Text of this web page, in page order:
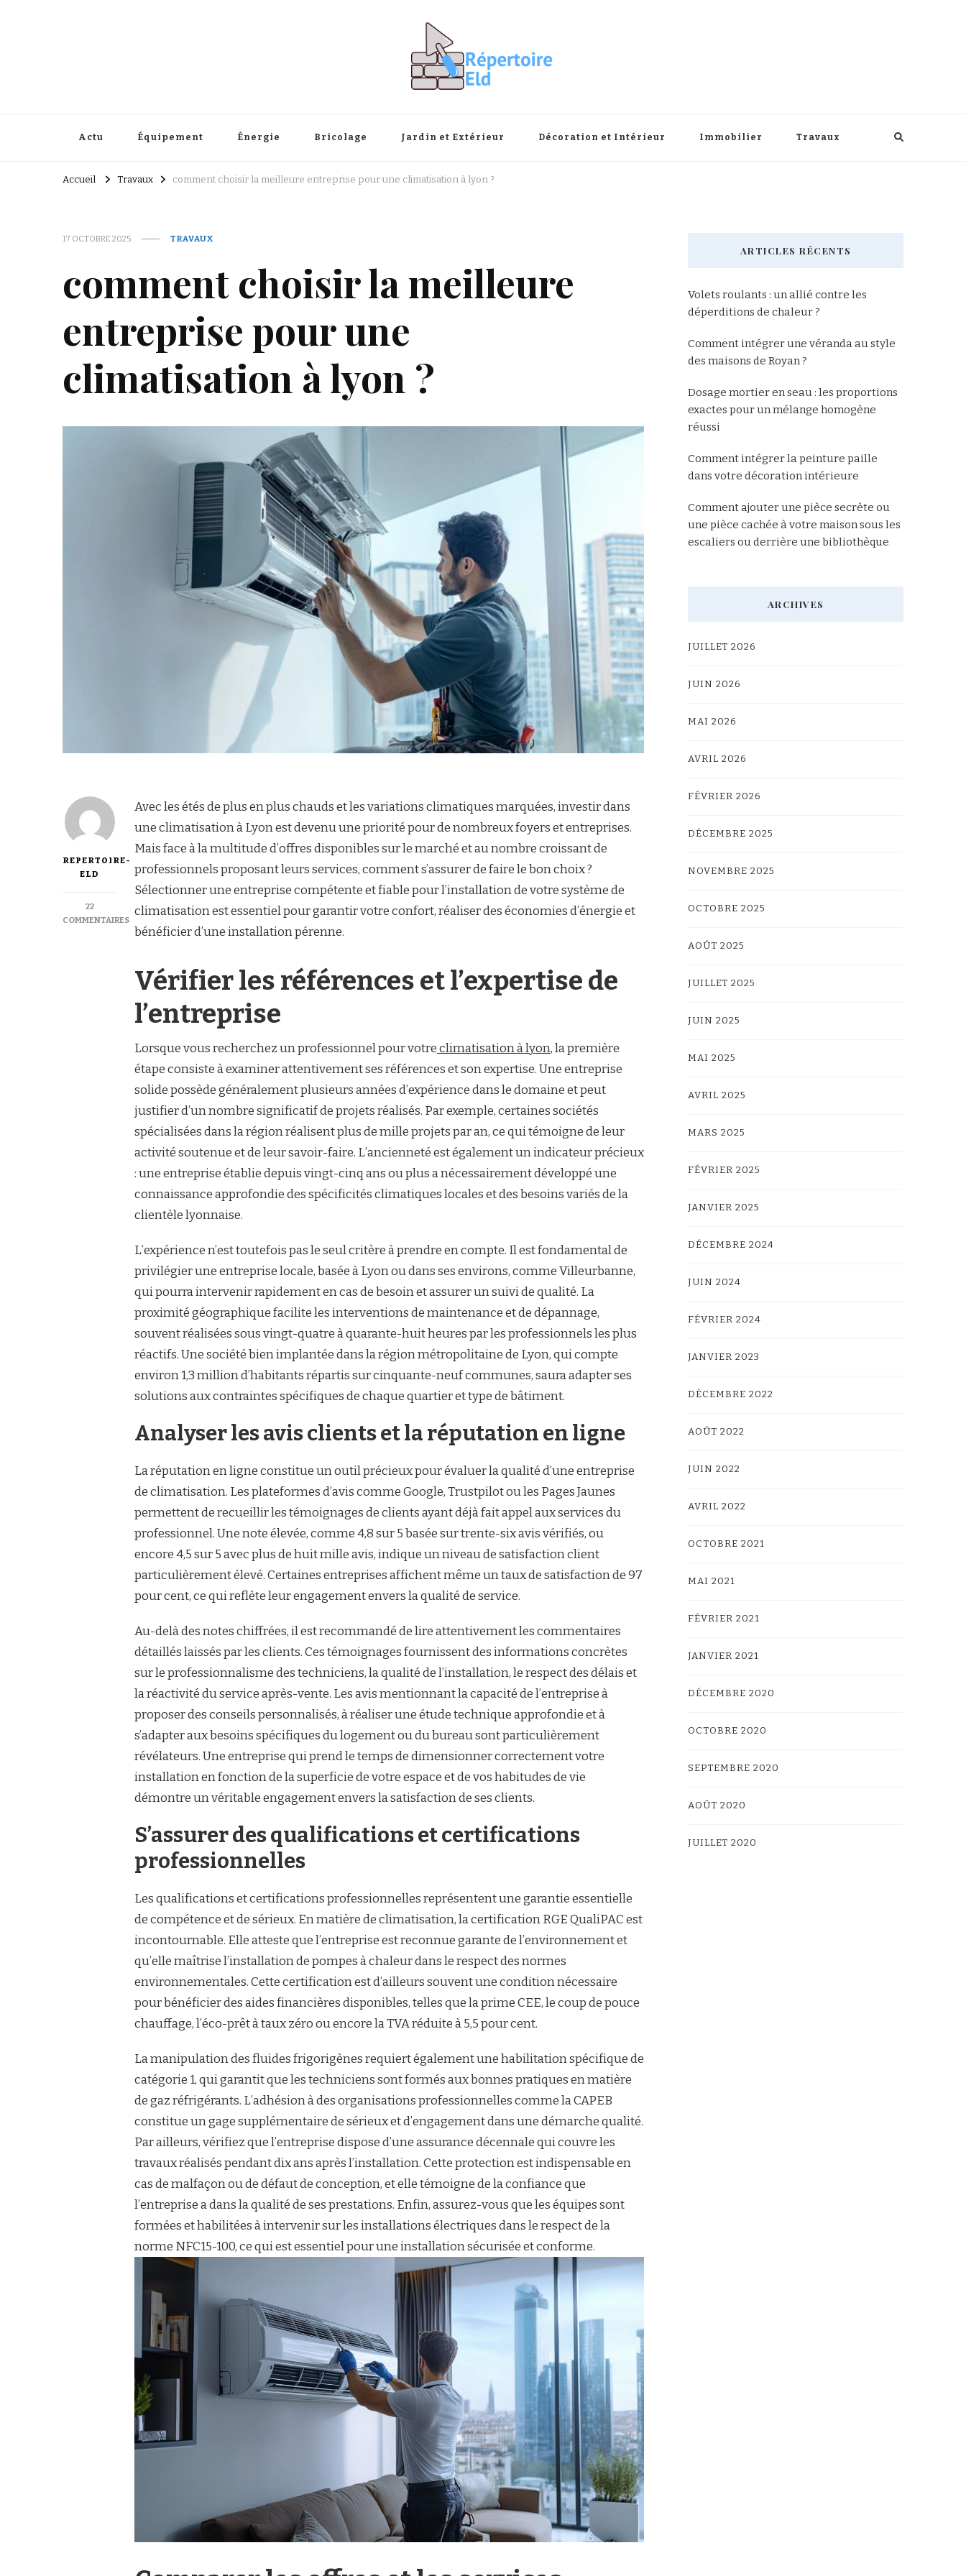
Actu Équipement Énergie Bricolage Jardin et Extérieur Décoration et Intérieur Immobilier Travaux
Accueil Travaux comment choisir la meilleure entreprise pour une climatisation à lyon ?
17 OCTOBRE 2025 TRAVAUX
comment choisir la meilleure
entreprise pour une
climatisation à lyon ?
REPERTOIRE-
ELD
22
COMMENTAIRES
ENTREPRISE
CLIMATISATION
Avec les étés de plus en plus chauds et les variations climatiques marquées, investir dans
une climatisation à Lyon est devenu une priorité pour de nombreux foyers et entreprises.
Mais face à la multitude d’offres disponibles sur le marché et au nombre croissant de
professionnels proposant leurs services, comment s’assurer de faire le bon choix ?
Sélectionner une entreprise compétente et fiable pour l’installation de votre système de
climatisation est essentiel pour garantir votre confort, réaliser des économies d’énergie et
bénéficier d’une installation pérenne.
Vérifier les références et l’expertise de
l’entreprise
Lorsque vous recherchez un professionnel pour votreclimatisation à lyon, la première
étape consiste à examiner attentivement ses références et son expertise. Une entreprise
solide possède généralement plusieurs années d’expérience dans le domaine et peut
justifier d’un nombre significatif de projets réalisés. Par exemple, certaines sociétés
spécialisées dans la région réalisent plus de mille projets par an, ce qui témoigne de leur
activité soutenue et de leur savoir-faire. L’ancienneté est également un indicateur précieux
: une entreprise établie depuis vingt-cinq ans ou plus a nécessairement développé une
connaissance approfondie des spécificités climatiques locales et des besoins variés de la
clientèle lyonnaise.
L’expérience n’est toutefois pas le seul critère à prendre en compte. Il est fondamental de
privilégier une entreprise locale, basée à Lyon ou dans ses environs, comme Villeurbanne,
qui pourra intervenir rapidement en cas de besoin et assurer un suivi de qualité. La
proximité géographique facilite les interventions de maintenance et de dépannage,
souvent réalisées sous vingt-quatre à quarante-huit heures par les professionnels les plus
réactifs. Une société bien implantée dans la région métropolitaine de Lyon, qui compte
environ 1,3 million d’habitants répartis sur cinquante-neuf communes, saura adapter ses
solutions aux contraintes spécifiques de chaque quartier et type de bâtiment.
Analyser les avis clients et la réputation en ligne
La réputation en ligne constitue un outil précieux pour évaluer la qualité d’une entreprise
de climatisation. Les plateformes d’avis comme Google, Trustpilot ou les Pages Jaunes
permettent de recueillir les témoignages de clients ayant déjà fait appel aux services du
professionnel. Une note élevée, comme 4,8 sur 5 basée sur trente-six avis vérifiés, ou
encore 4,5 sur 5 avec plus de huit mille avis, indique un niveau de satisfaction client
particulièrement élevé. Certaines entreprises affichent même un taux de satisfaction de 97
pour cent, ce qui reflète leur engagement envers la qualité de service.
Au-delà des notes chiffrées, il est recommandé de lire attentivement les commentaires
détaillés laissés par les clients. Ces témoignages fournissent des informations concrètes
sur le professionnalisme des techniciens, la qualité de l’installation, le respect des délais et
la réactivité du service après-vente. Les avis mentionnant la capacité de l’entreprise à
proposer des conseils personnalisés, à réaliser une étude technique approfondie et à
s’adapter aux besoins spécifiques du logement ou du bureau sont particulièrement
révélateurs. Une entreprise qui prend le temps de dimensionner correctement votre
installation en fonction de la superficie de votre espace et de vos habitudes de vie
démontre un véritable engagement envers la satisfaction de ses clients.
S’assurer des qualifications et certifications
professionnelles
Les qualifications et certifications professionnelles représentent une garantie essentielle
de compétence et de sérieux. En matière de climatisation, la certification RGE QualiPAC est
incontournable. Elle atteste que l’entreprise est reconnue garante de l’environnement et
qu’elle maîtrise l’installation de pompes à chaleur dans le respect des normes
environnementales. Cette certification est d’ailleurs souvent une condition nécessaire
pour bénéficier des aides financières disponibles, telles que la prime CEE, le coup de pouce
chauffage, l’éco-prêt à taux zéro ou encore la TVA réduite à 5,5 pour cent.
La manipulation des fluides frigorigènes requiert également une habilitation spécifique de
catégorie 1, qui garantit que les techniciens sont formés aux bonnes pratiques en matière
de gaz réfrigérants. L’adhésion à des organisations professionnelles comme la CAPEB
constitue un gage supplémentaire de sérieux et d’engagement dans une démarche qualité.
Par ailleurs, vérifiez que l’entreprise dispose d’une assurance décennale qui couvre les
travaux réalisés pendant dix ans après l’installation. Cette protection est indispensable en
cas de malfaçon ou de défaut de conception, et elle témoigne de la confiance que
l’entreprise a dans la qualité de ses prestations. Enfin, assurez-vous que les équipes sont
formées et habilitées à intervenir sur les installations électriques dans le respect de la
norme NFC15-100, ce qui est essentiel pour une installation sécurisée et conforme.
ARTICLES RÉCENTS
Volets roulants : un allié contre les
déperditions de chaleur ?
Comment intégrer une véranda au style
des maisons de Royan ?
Dosage mortier en seau : les proportions
exactes pour un mélange homogène
réussi
Comment intégrer la peinture paille
dans votre décoration intérieure
Comment ajouter une pièce secrète ou
une pièce cachée à votre maison sous les
escaliers ou derrière une bibliothèque
ARCHIVES
JUILLET 2026
JUIN 2026
MAI 2026
AVRIL 2026
FÉVRIER 2026
DÉCEMBRE 2025
NOVEMBRE 2025
OCTOBRE 2025
AOÛT 2025
JUILLET 2025
JUIN 2025
MAI 2025
AVRIL 2025
MARS 2025
FÉVRIER 2025
JANVIER 2025
DÉCEMBRE 2024
JUIN 2024
FÉVRIER 2024
JANVIER 2023
DÉCEMBRE 2022
AOÛT 2022
JUIN 2022
AVRIL 2022
OCTOBRE 2021
MAI 2021
FÉVRIER 2021
JANVIER 2021
DÉCEMBRE 2020
OCTOBRE 2020
SEPTEMBRE 2020
AOÛT 2020
JUILLET 2020